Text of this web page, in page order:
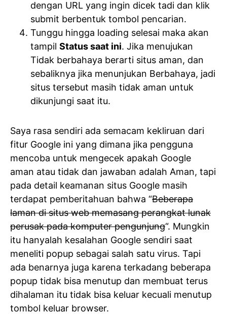
dengan URL yang ingin dicek tadi dan klik
submit berbentuk tombol pencarian.
Tunggu hingga loading selesai maka akan
tampil Status saat ini. Jika menujukan
Tidak berbahaya berarti situs aman, dan
sebaliknya jika menunjukan Berbahaya, jadi
situs tersebut masih tidak aman untuk
dikunjungi saat itu.
Saya rasa sendiri ada semacam kekliruan dari
fitur Google ini yang dimana jika pengguna
mencoba untuk mengecek apakah Google
aman atau tidak dan jawaban adalah Aman, tapi
pada detail keamanan situs Google masih
terdapat pemberitahuan bahwa “Beberapa
laman di situs web memasang perangkat lunak
perusak pada komputer pengunjung“. Mungkin
itu hanyalah kesalahan Google sendiri saat
meneliti popup sebagai salah satu virus. Tapi
ada benarnya juga karena terkadang beberapa
popup tidak bisa menutup dan membuat terus
dihalaman itu tidak bisa keluar kecuali menutup
tombol keluar browser.